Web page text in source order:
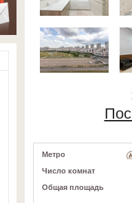
Метро
Число комнат
Общая площадь